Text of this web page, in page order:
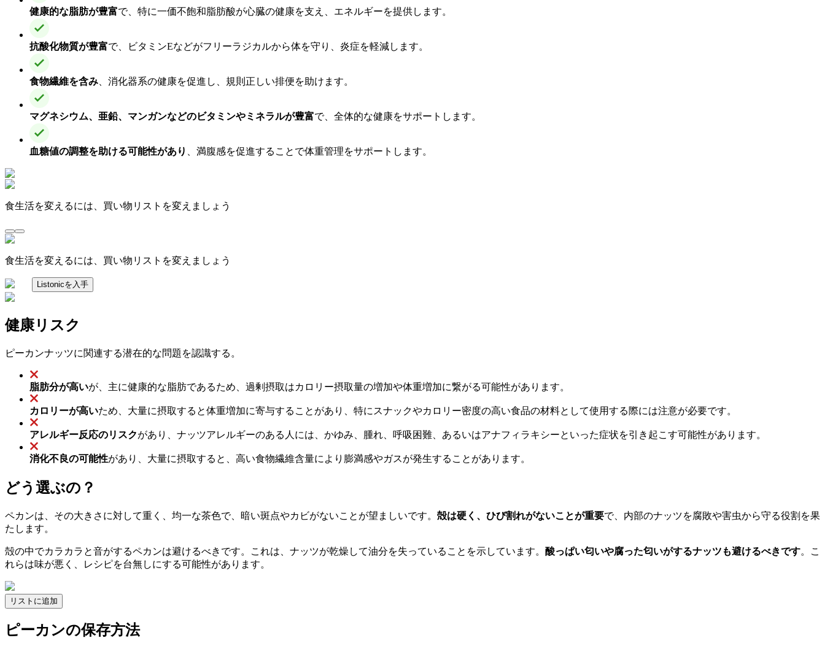
健康的な脂肪が豊富で、特に一価不飽和脂肪酸が心臓の健康を支え、エネルギーを提供します。
抗酸化物質が豊富で、ビタミンEなどがフリーラジカルから体を守り、炎症を軽減します。
食物繊維を含み 、消化器系の健康を促進し、規則正しい排便を助けます。
マグネシウム、亜鉛、マンガンなどのビタミンやミネラルが豊富で、全体的な健康をサポートします。
血糖値の調整を助ける可能性があり 、満腹感を促進することで体重管理をサポートします。
食生活を変えるには、買い物リストを変えましょう
食生活を変えるには、買い物リストを変えましょう
Listonicを入手
健康リスク
ピーカンナッツに関連する潜在的な問題を認識する。
脂肪分が高いが、主に健康的な脂肪であるため、過剰摂取はカロリー摂取量の増加や体重増加に繋がる可能性があります。
カロリーが高いため、大量に摂取すると体重増加に寄与することがあり、特にスナックやカロリー密度の高い食品の材料として使用する際には注意が必要です。
アレルギー反応のリスクがあり、ナッツアレルギーのある人には、かゆみ、腫れ、呼吸困難、あるいはアナフィラキシーといった症状を引き起こす可能性があります。
消化不良の可能性があり、大量に摂取すると、高い食物繊維含量により膨満感やガスが発生することがあります。
どう選ぶの？
ペカンは、その大きさに対して重く、均一な茶色で、暗い斑点やカビがないことが望ましいです。 殻は硬く、ひび割れがないことが重要で、内部のナッツを腐敗や害虫から守る役割を果
たします。
殻の中でカラカラと音がするペカンは避けるべきです。これは、ナッツが乾燥して油分を失っていることを示しています。 酸っぱい匂いや腐った匂いがするナッツも避けるべきです。こ
れらは味が悪く、レシピを台無しにする可能性があります。
リストに追加
ピーカンの保存方法